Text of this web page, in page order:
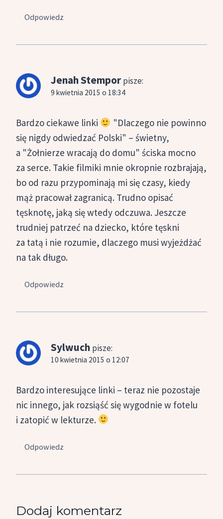
Odpowiedz
Jenah Stempor pisze:
9 kwietnia 2015 o 18:34
Bardzo ciekawe linki
"Dlaczego nie powinno
się nigdy odwiedzać Polski" – świetny,
a "Żołnierze wracają do domu" ściska mocno
za serce. Takie filmiki mnie okropnie rozbrajają,
bo od razu przypominają mi się czasy, kiedy
mąż pracował zagranicą. Trudno opisać
tęsknotę, jaką się wtedy odczuwa. Jeszcze
trudniej patrzeć na dziecko, które tęskni
za tatą i nie rozumie, dlaczego musi wyjeżdżać
na tak długo.
Odpowiedz
Sylwuch pisze:
10 kwietnia 2015 o 12:07
Bardzo interesujące linki – teraz nie pozostaje
nic innego, jak rozsiąść się wygodnie w fotelu
i zatopić w lekturze.
Odpowiedz
Dodaj komentarz